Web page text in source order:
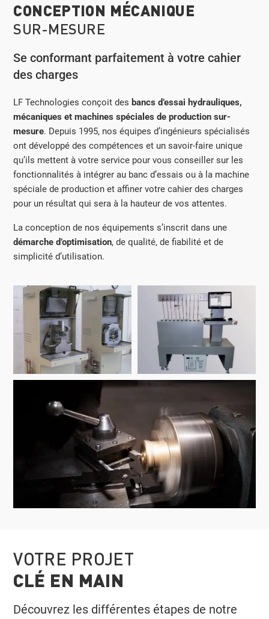
CONCEPTION MÉCANIQUE
SUR-MESURE
Se conformant parfaitement à votre cahier
des charges
LF Technologies conçoit des bancs d’essai hydrauliques,
mécaniques et machines spéciales de production sur-
mesure. Depuis 1995, nos équipes d’ingénieurs spécialisés
ont développé des compétences et un savoir-faire unique
qu’ils mettent à votre service pour vous conseiller sur les
fonctionnalités à intégrer au banc d’essais ou à la machine
spéciale de production et affiner votre cahier des charges
pour un résultat qui sera à la hauteur de vos attentes.
La conception de nos équipements s’inscrit dans une
démarche d’optimisation, de qualité, de fiabilité et de
simplicité d’utilisation.
VOTRE PROJET
CLÉ EN MAIN
Découvrez les différentes étapes de notre